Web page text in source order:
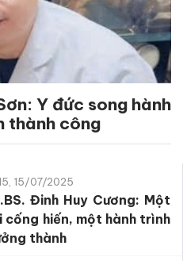
Y đức song hành
thành công
15/07/2025
Đinh Huy Cương: Một
cống hiến, một hành trình
thành